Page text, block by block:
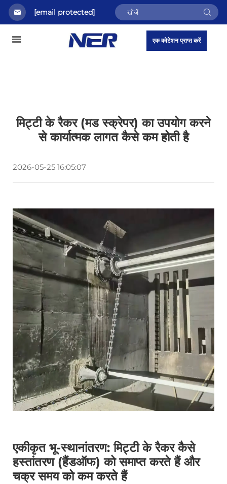
[email protected]
एक कोटेशन प्राप्त करें
मिट्टी के रैकर (मड स्क्रेपर) का उपयोग करने
से कार्यात्मक लागत कैसे कम होती है
2026-05-25 16:05:07
एकीकृत भू-स्थानांतरण: मिट्टी के रैकर कैसे
हस्तांतरण (हैंडऑफ) को समाप्त करते हैं और
चक्र समय को कम करते हैं